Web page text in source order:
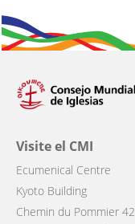
Visite el CMI
Ecumenical Centre
Kyoto Building
Chemin du Pommier 42